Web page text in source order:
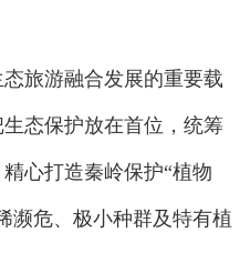
旅游融合发展的重要载
态保护放在首位，统筹
心打造秦岭保护“植物
濒危、极小种群及特有植